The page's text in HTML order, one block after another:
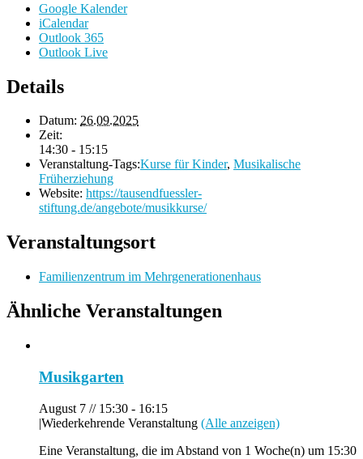
Google Kalender
iCalendar
Outlook 365
Outlook Live
Details
Datum: 26.09.2025
Zeit:
14:30 - 15:15
Veranstaltung-Tags:Kurse für Kinder, Musikalische
Früherziehung
Website: https://tausendfuessler-
stiftung.de/angebote/musikkurse/
Veranstaltungsort
Familienzentrum im Mehrgenerationenhaus
Ähnliche Veranstaltungen
Musikgarten
August 7 // 15:30 - 16:15
|Wiederkehrende Veranstaltung (Alle anzeigen)
Eine Veranstaltung, die im Abstand von 1 Woche(n) um 15:30